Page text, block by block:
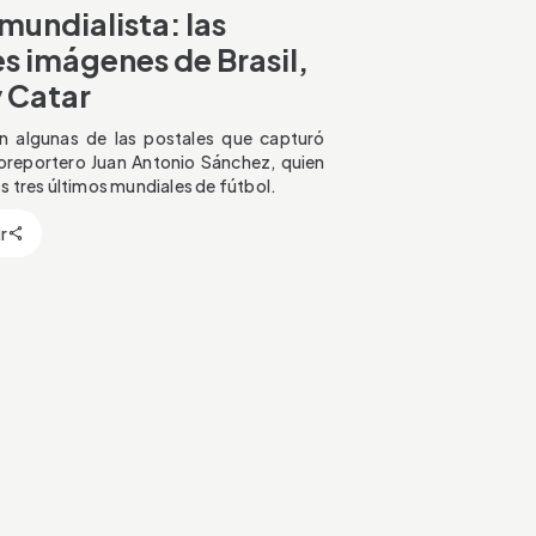
las
imágenes de Brasil,
Catar
algunas de las postales que capturó
Juan Antonio Sánchez, quien
tres últimos mundiales de fútbol.